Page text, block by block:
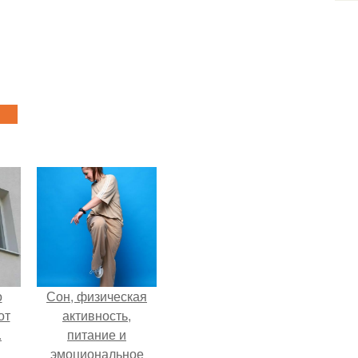
Сон, физическая
активность,
питание и
эмоциональное